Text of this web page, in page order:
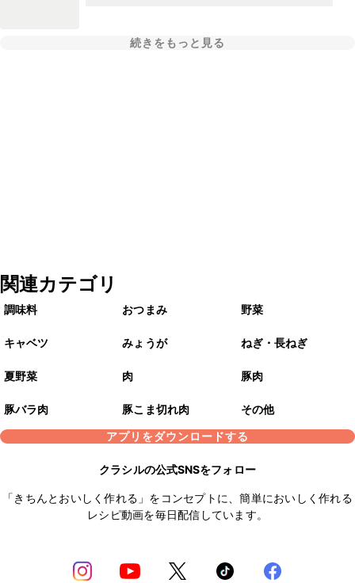
続きをもっと見る
関連カテゴリ
調味料 おつまみ 野菜
キャベツ みょうが ねぎ・長ねぎ
夏野菜 肉 豚肉
豚バラ肉 豚こま切れ肉
その他
アプリをダウンロードする
クラシルの公式SNSをフォロー
「きちんとおいしく作れる」をコンセプトに、簡単においしく作れる
レシピ動画を毎日配信しています。